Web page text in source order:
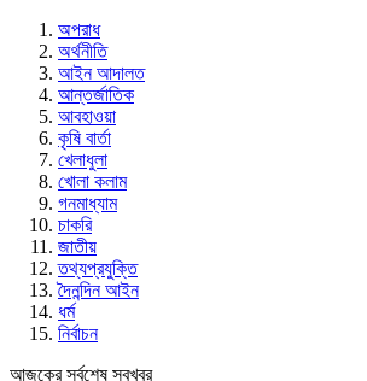
অপরাধ
অর্থনীতি
আইন আদালত
আন্তর্জাতিক
আবহাওয়া
কৃষি বার্তা
খেলাধুলা
খোলা কলাম
গনমাধ্যাম
চাকরি
জাতীয়
তথ্যপ্রযুক্তি
দৈনন্দিন আইন
ধর্ম
নির্বাচন
আজকের সর্বশেষ সবখবর